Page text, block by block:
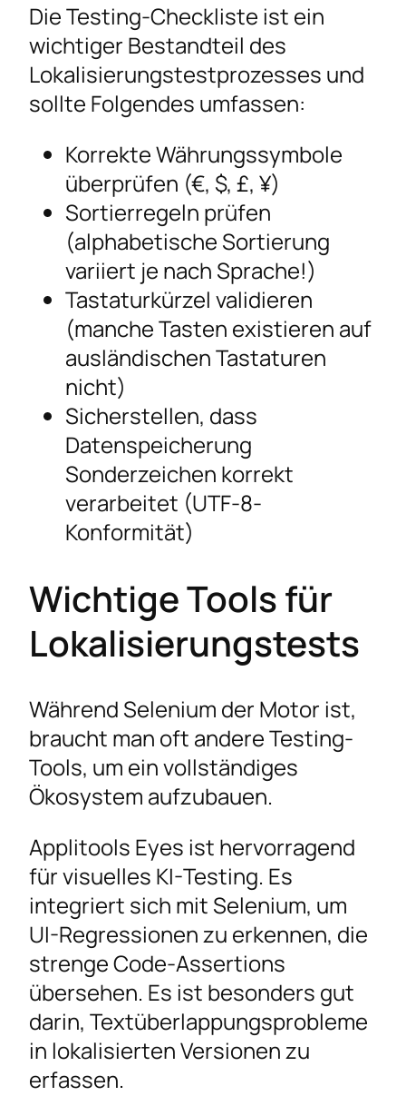
Die Testing-Checkliste ist ein
wichtiger Bestandteil des
Lokalisierungstestprozesses und
sollte Folgendes umfassen:
Korrekte Währungssymbole
überprüfen (€, $, £, ¥)
Sortierregeln prüfen
(alphabetische Sortierung
variiert je nach Sprache!)
Tastaturkürzel validieren
(manche Tasten existieren auf
ausländischen Tastaturen
nicht)
Sicherstellen, dass
Datenspeicherung
Sonderzeichen korrekt
verarbeitet (UTF-8-
Konformität)
Wichtige Tools für
Lokalisierungstests
Während Selenium der Motor ist,
braucht man oft andere Testing-
Tools, um ein vollständiges
Ökosystem aufzubauen.
Applitools Eyes ist hervorragend
für visuelles KI-Testing. Es
integriert sich mit Selenium, um
UI-Regressionen zu erkennen, die
strenge Code-Assertions
übersehen. Es ist besonders gut
darin, Textüberlappungsprobleme
in lokalisierten Versionen zu
erfassen.